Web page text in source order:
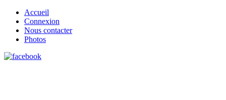
Accueil
Connexion
Nous contacter
Photos